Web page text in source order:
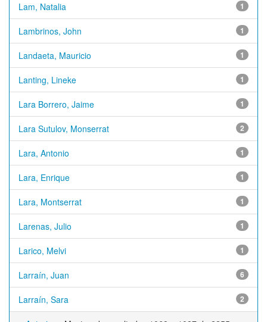
Lam, Natalia 1
Lambrinos, John 1
Landaeta, Mauricio 1
Lanting, Lineke 1
Lara Borrero, Jaime 1
Lara Sutulov, Monserrat 2
Lara, Antonio 1
Lara, Enrique 1
Lara, Montserrat 1
Larenas, Julio 1
Larico, Melvi 1
Larraín, Juan 6
Larraín, Sara 2